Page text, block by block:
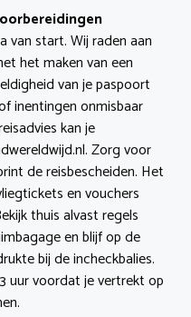
van start. Wij raden aan
het maken van een
van je paspoort
inentingen onmisbaar
kan je
Zorg voor
de reisbescheiden. Het
en vouchers
thuis alvast regels
en blijf op de
bij de incheckbalies.
uur voordat je vertrekt op